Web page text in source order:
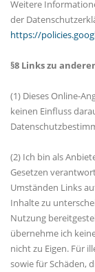
Weitere
der
https://
§8 Links zu
(1) Dieses Online-
keinen Einfluss
(2) Ich bin als
Gesetzen
Umständen Links
Inhalte zu
Nutzung
übernehme ich
nicht zu Eigen. Für
sowie für Schäden,